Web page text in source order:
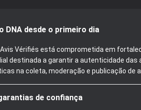
DNA desde o primeiro dia
Avis Vérifiés está comprometida em
destinada a garantir a autenticidade
na coleta, moderação e publicação de
de confiança